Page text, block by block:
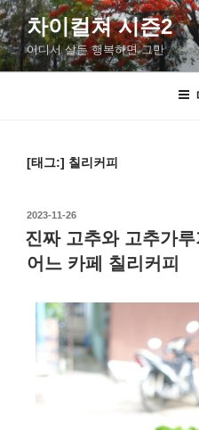
차이컬쳐 시즌2
어디서 살든 행복하면 그만
[태그:] 칠리커피
2023-11-26
진짜 고추와 고추가
어느 카페 칠리커피